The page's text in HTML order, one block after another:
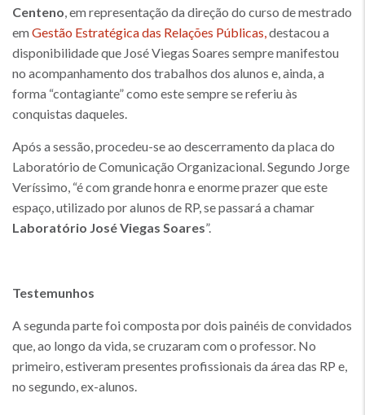
Centeno, em representação da direção do curso de mestrado
emGestão Estratégica das Relações Públicas,destacou a
disponibilidade que José Viegas Soares sempre manifestou
no acompanhamento dos trabalhos dos alunos e, ainda, a
forma “contagiante” como este sempre se referiu às
conquistas daqueles.
Após a sessão, procedeu-se ao descerramento da placa do
Laboratório de Comunicação Organizacional. Segundo Jorge
Veríssimo, “é com grande honra e enorme prazer que este
espaço, utilizado por alunos de RP, se passará a chamar
Laboratório José Viegas Soares”.
Testemunhos
A segunda parte foi composta por dois painéis de convidados
que, ao longo da vida, se cruzaram com o professor. No
primeiro, estiveram presentes profissionais da área das RP e,
no segundo, ex-alunos.